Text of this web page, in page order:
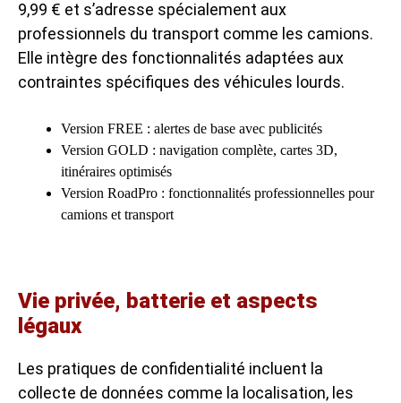
9,99 € et s’adresse spécialement aux
professionnels du transport comme les camions.
Elle intègre des fonctionnalités adaptées aux
contraintes spécifiques des véhicules lourds.
Version FREE : alertes de base avec publicités
Version GOLD : navigation complète, cartes 3D,
itinéraires optimisés
Version RoadPro : fonctionnalités professionnelles pour
camions et transport
Vie privée, batterie et aspects
légaux
Les pratiques de confidentialité incluent la
collecte de données comme la localisation, les